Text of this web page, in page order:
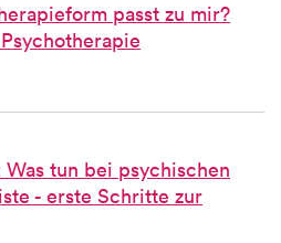
passt zu mir?
tun bei psychischen
- erste Schritte zur